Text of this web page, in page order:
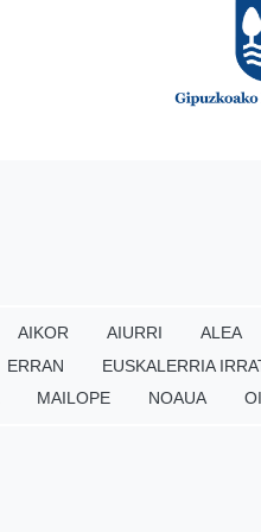
AIKOR AIURRI ALEA
ERRAN EUSKALERRIA
MAILOPE NOAUA